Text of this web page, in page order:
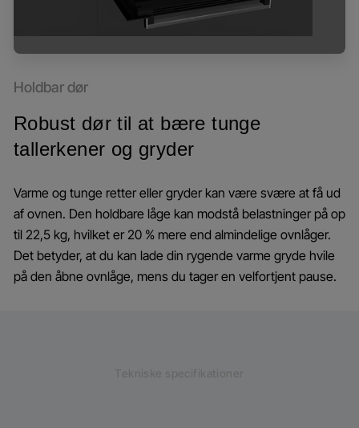
Holdbar dør
Robust dør til at bære tunge
tallerkener og gryder
Varme og tunge retter eller gryder kan være svære at få ud
af ovnen. Den holdbare låge kan modstå belastninger på op
til 22,5 kg, hvilket er 20 % mere end almindelige ovnlåger.
Det betyder, at du kan lade din rygende varme gryde hvile
på den åbne ovnlåge, mens du tager en velfortjent pause.